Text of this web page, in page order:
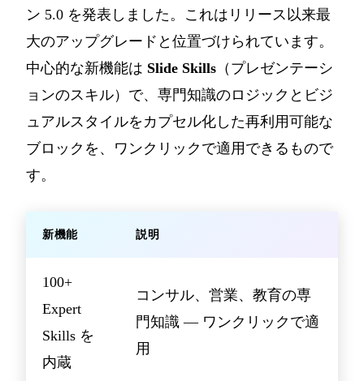
ン 5.0 を発表しました。これはリリース以来最
大のアップグレードと位置づけられています。
中心的な新機能は Slide Skills （プレゼンテーシ
ョンのスキル）で、専門知識のロジックとビジ
ュアルスタイルをカプセル化した再利用可能な
ブロックを、ワンクリックで適用できるもので
す。
新機能 説明
100+
Expert
Skills を
内蔵
コンサル、営業、教育の専
門知識 — ワンクリックで適
用